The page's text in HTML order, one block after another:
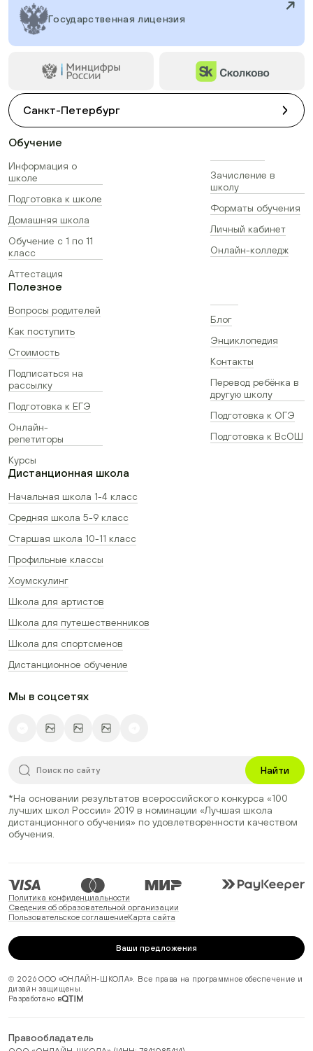
Государственная лицензия
Санкт-Петербург
Обучение
Информация о
школе
Подготовка к школе
Домашняя школа
Обучение с 1 по 11
класс
Аттестация
Зачисление в
школу
Форматы обучения
Личный кабинет
Онлайн-колледж
Полезное
Вопросы родителей
Как поступить
Стоимость
Подписаться на
рассылку
Подготовка к ЕГЭ
Онлайн-
репетиторы
Курсы
Блог
Энциклопедия
Контакты
Перевод ребёнка в
другую школу
Подготовка к ОГЭ
Подготовка к ВсОШ
Дистанционная школа
Начальная школа 1-4 класс
Средняя школа 5-9 класс
Старшая школа 10-11 класс
Профильные классы
Хоумскулинг
Школа для артистов
Школа для путешественников
Школа для спортсменов
Дистанционное обучение
Мы в соцсетях
Найти
*На основании результатов всероссийского конкурса «100
лучших школ России» 2019 в номинации «Лучшая школа
дистанционного обучения» по удовлетворенности качеством
обучения.
Политика конфиденциальности
Сведения об образовательной организации
Пользовательское соглашениеКарта сайта
Ваши предложения
© 2026 ООО «ОНЛАЙН-ШКОЛА». Все права на программное обеспечение и
дизайн защищены.
Разработано в
Правообладатель